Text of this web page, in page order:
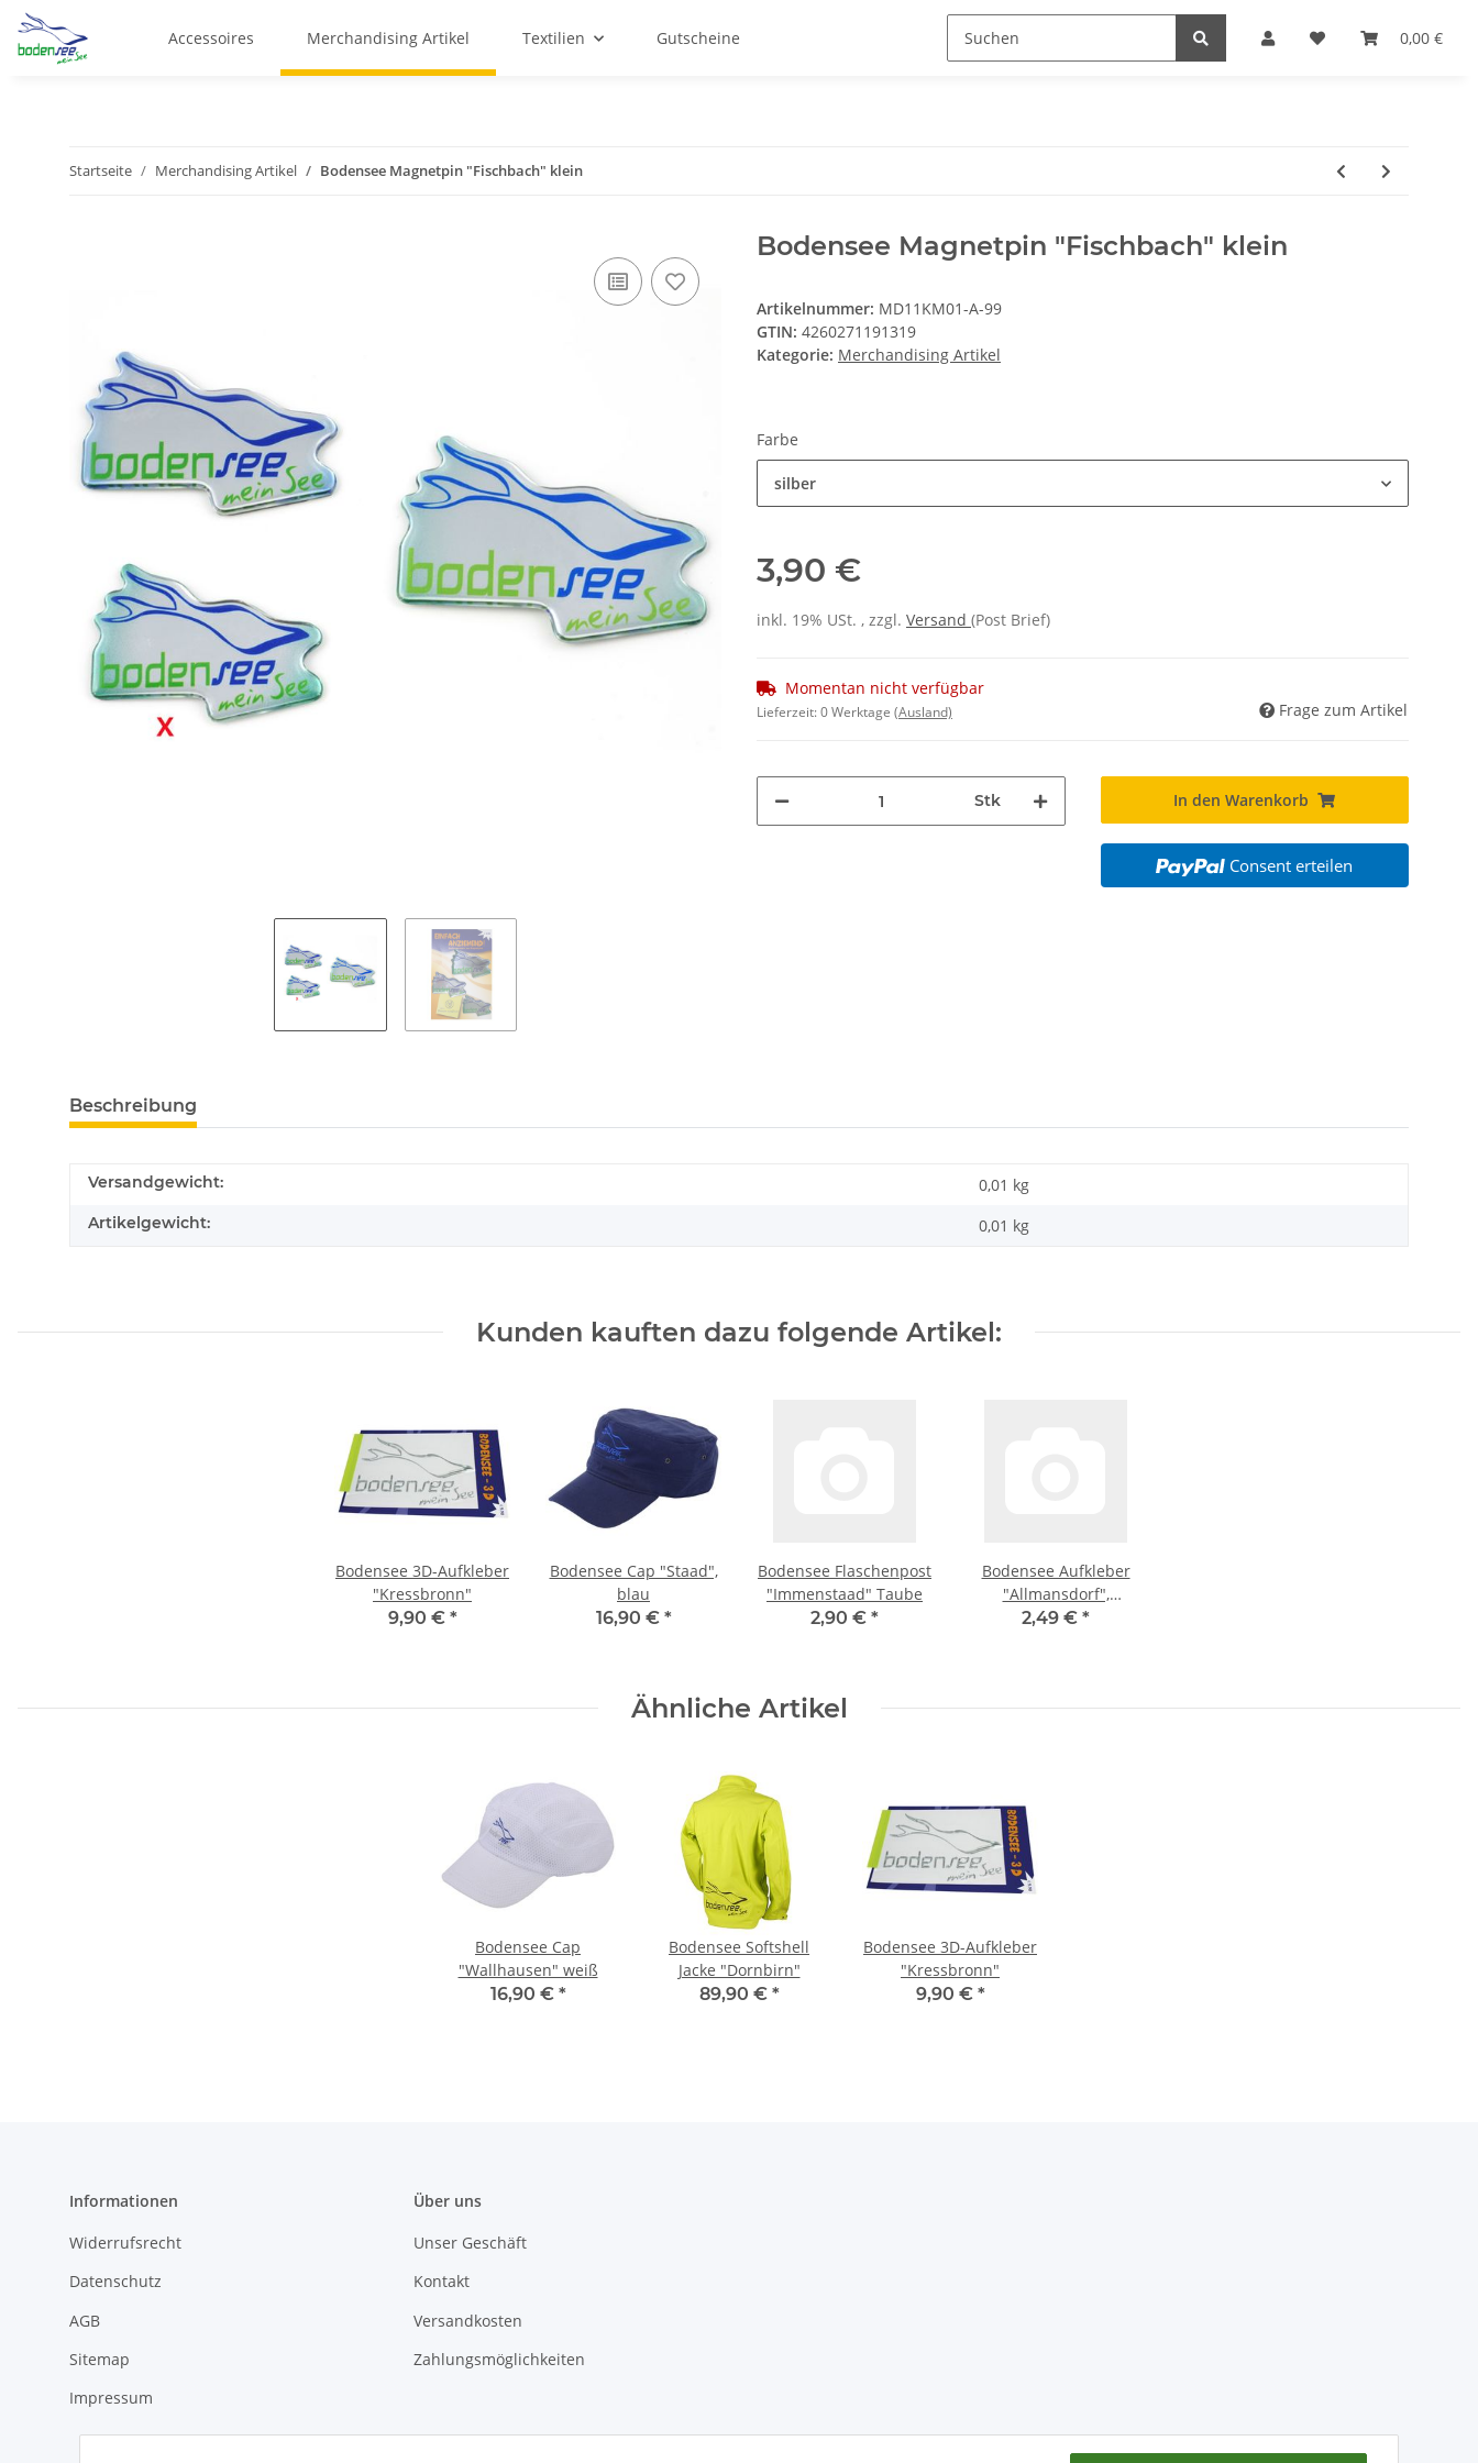
0,00 €
Accessoires Merchandising Artikel Textilien Gutscheine
Startseite Merchandising Artikel Bodensee Magnetpin "Fischbach" klein
Bodensee Magnetpin "Fischbach" klein
Artikelnummer: MD11KM01-A-99
GTIN: 4260271191319
Kategorie: Merchandising Artikel
Farbe
silber
3,90 €
inkl. 19% USt. , zzgl. Versand (Post Brief)
Momentan nicht verfügbar
Lieferzeit:0 Werktage (Ausland) Frage zum Artikel
Stk In den Warenkorb
Consent erteilen
Beschreibung
Versandgewicht: 0,01 kg
Artikelgewicht: 0,01 kg
Kunden kauften dazu folgende Artikel:
Bodensee 3D-Aufkleber
"Kressbronn"
9,90 € *
Bodensee Cap "Staad",
blau
16,90 € *
Bodensee Flaschenpost
"Immenstaad" Taube
2,90 € *
Bodensee Aufkleber
"Allmansdorf",
transparent - blau/grün
2,49 € *
Ähnliche Artikel
Bodensee Cap
"Wallhausen" weiß
16,90 € *
Bodensee Softshell
Jacke "Dornbirn"
89,90 € *
Bodensee 3D-Aufkleber
"Kressbronn"
9,90 € *
Informationen
Widerrufsrecht
Datenschutz
AGB
Sitemap
Impressum
Über uns
Unser Geschäft
Kontakt
Versandkosten
Zahlungsmöglichkeiten